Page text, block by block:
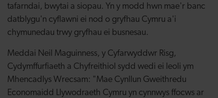
tafarndai, bwytai a siopau. Yn y modd hwn mae'r banc
datblygu'n cyflawni ei nod o gryfhau Cymru a'i
chymunedau trwy gryfhau ei busnesau.
Meddai Neil Maguinness, y Cyfarwyddwr Risg,
Cydymffurfiaeth a Chyfreithiol sydd wedi ei leoli ym
Mhencadlys Wrecsam: "Mae Cynllun Gweithredu
Economaidd Llywodraeth Cymru yn cynnwys ffocws ar